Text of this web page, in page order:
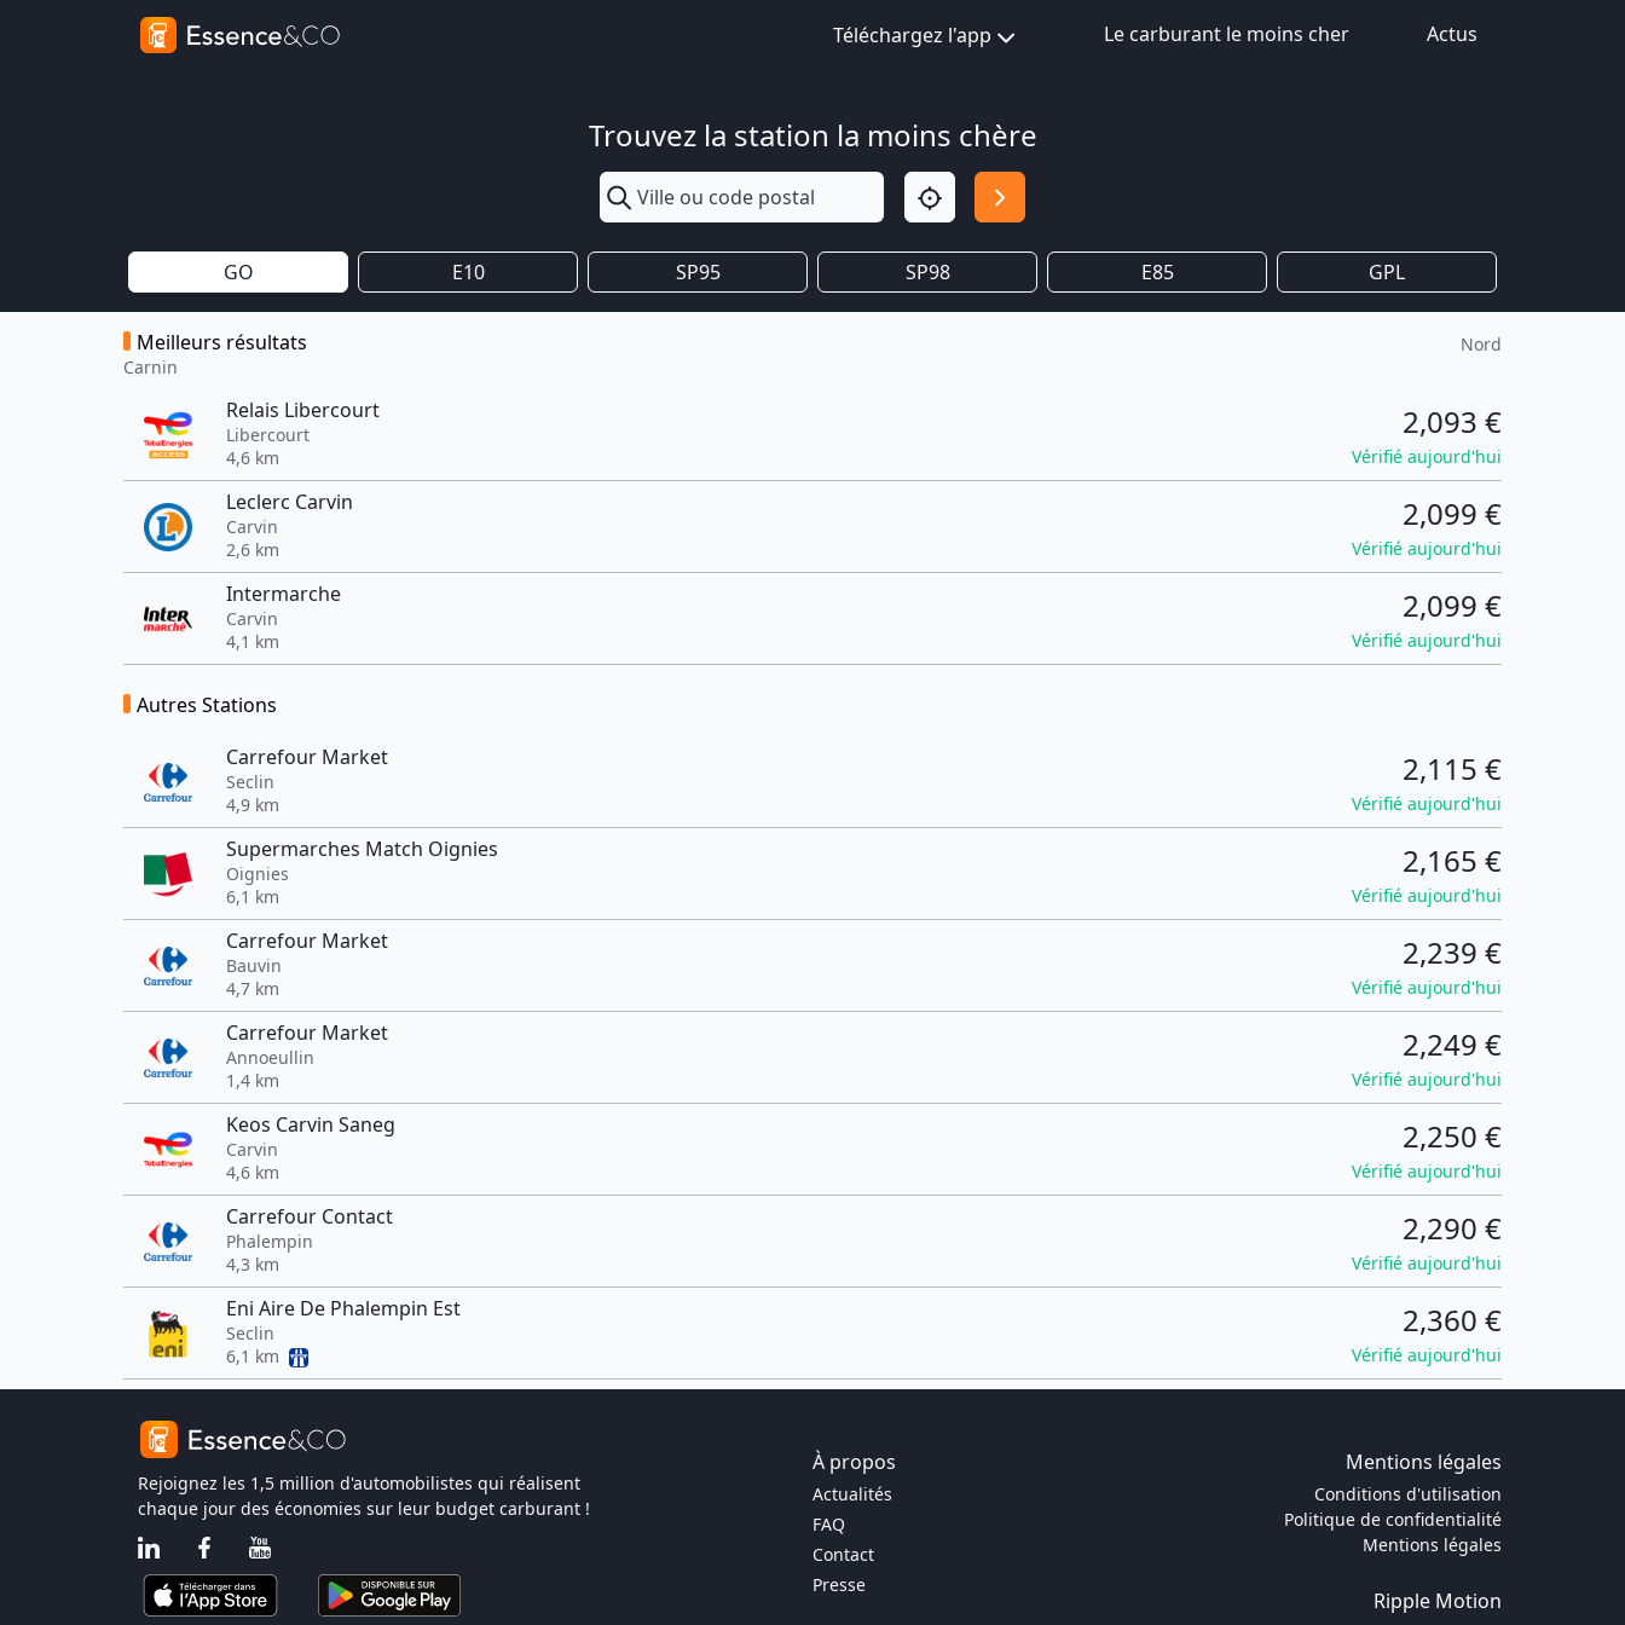
Téléchargez l'app Le carburant le moins cher Actus
Trouvez la station la moins chère
GO E10 SP95 SP98 E85 GPL
Meilleurs résultats
Carnin
Nord
Relais Libercourt
Libercourt
4,6 km
2,093 €
Vérifié aujourd'hui
Leclerc Carvin
Carvin
2,6 km
2,099 €
Vérifié aujourd'hui
Intermarche
Carvin
4,1 km
2,099 €
Vérifié aujourd'hui
Autres Stations
Carrefour Market
Seclin
4,9 km
2,115 €
Vérifié aujourd'hui
Supermarches Match Oignies
Oignies
6,1 km
2,165 €
Vérifié aujourd'hui
Carrefour Market
Bauvin
4,7 km
2,239 €
Vérifié aujourd'hui
Carrefour Market
Annoeullin
1,4 km
2,249 €
Vérifié aujourd'hui
Keos Carvin Saneg
Carvin
4,6 km
2,250 €
Vérifié aujourd'hui
Carrefour Contact
Phalempin
4,3 km
2,290 €
Vérifié aujourd'hui
Eni Aire De Phalempin Est
Seclin
6,1 km
2,360 €
Vérifié aujourd'hui
Rejoignez les 1,5 million d'automobilistes qui réalisent
chaque jour des économies sur leur budget carburant !
À propos Mentions légales
Actualités
FAQ
Contact
Presse
Conditions d'utilisation
Politique de confidentialité
Mentions légales
Ripple Motion